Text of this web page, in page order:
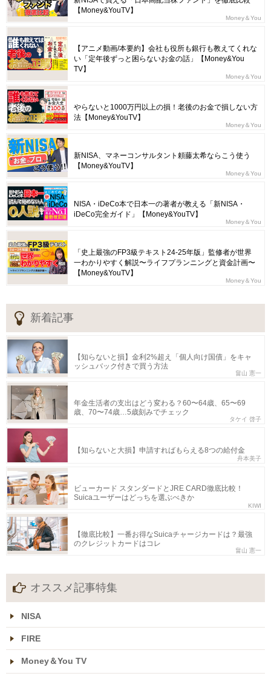
【Money&YouTV】
Money＆You
【アニメ動画/本要約】会社も役所も銀行も教えてくれな
い「定年後ずっと困らないお金の話」【Money&You
TV】
Money＆You
やらないと1000万円以上の損！老後のお金で損しない方
法【Money&YouTV】
Money＆You
新NISA、マネーコンサルタント頼藤太希ならこう使う
【Money&YouTV】
Money＆You
NISA・iDeCo本で日本一の著者が教える「新NISA・
iDeCo完全ガイド」【Money&YouTV】
Money＆You
「史上最強のFP3級テキスト24-25年版」監修者が世界
一わかりやすく解説〜ライフプランニングと資金計画〜
【Money&YouTV】
Money＆You
新着記事
【知らないと損】金利2%超え「個人向け国債」をキャ
ッシュバック付きで買う方法
畠山 憲一
年金生活者の支出はどう変わる？60〜64歳、65〜69
歳、70〜74歳…5歳刻みでチェック
タケイ 啓子
【知らないと大損】申請すればもらえる8つの給付金
舟本美子
ビューカード スタンダードとJRE CARD徹底比較！
Suicaユーザーはどっちを選ぶべきか
KIWI
【徹底比較】一番お得なSuicaチャージカードは？最強
のクレジットカードはコレ
畠山 憲一
オススメ記事特集
NISA
FIRE
Money＆You TV